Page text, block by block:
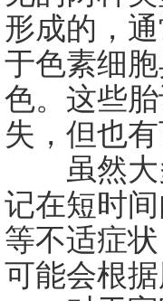
形成的，
于色素细
色。这些
失，但也有
虽然大多
记在短时
等不适症
可能会根